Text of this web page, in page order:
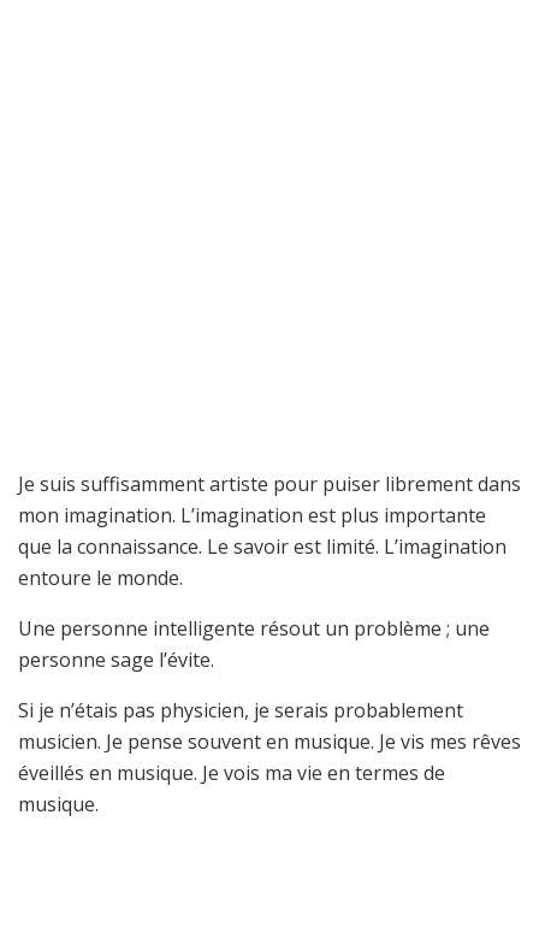
Je suis suffisamment artiste pour puiser librement dans
mon imagination. L’imagination est plus importante
que la connaissance. Le savoir est limité. L’imagination
entoure le monde.
Une personne intelligente résout un problème ; une
personne sage l’évite.
Si je n’étais pas physicien, je serais probablement
musicien. Je pense souvent en musique. Je vis mes rêves
éveillés en musique. Je vois ma vie en termes de
musique.